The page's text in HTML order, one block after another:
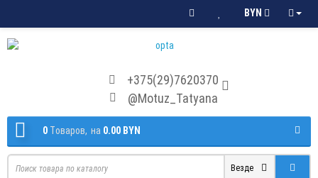
BYN
+375(29)7620370
@Motuz_Tatyana
0 Tоваров, на 0.00 BYN
Везде